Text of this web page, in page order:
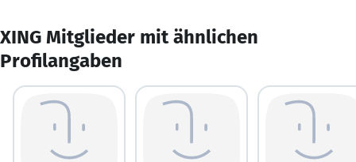
XING Mitglieder mit ähnlichen
Profilangaben